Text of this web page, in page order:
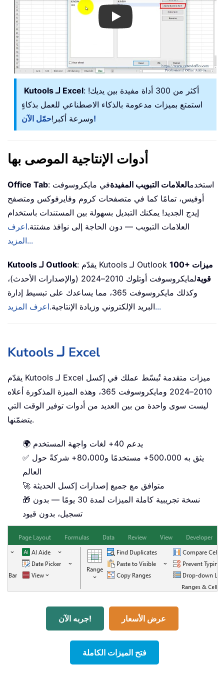
Play
Kutools لـ Excel: أكثر من 300 أداة مفيدة بين يديك!
استمتع بميزات مدعومة بالذكاء الاصطناعي للعمل بذكاءٍ
وسرعة أكبر!حمّل الآن!
أدوات الإنتاجية الموصى بها
Office Tab : استخدمالعلامات التبويب المفيدةفي مايكروسوفت
أوفيس، تمامًا كما في متصفحات كروم وفايرفوكس ومتصفح
إيدج الجديد! يمكنك التبديل بسهولة بين المستندات باستخدام
العلامات التبويب — دون الحاجة إلى نوافذ مشتتة.اعرف
المزيد...
Kutools لـ Outlook : يقدّم Kutools لـ Outlook 100+ ميزات
قوية
لمايكروسوفت أوتلوك 2010–2024 (والإصدارات الأحدث)،
وكذلك مايكروسوفت 365، مما يساعدك على تبسيط إدارة
البريد الإلكتروني وزيادة الإنتاجية.اعرف المزيد...
Kutools لـ Excel
يقدّم Kutools لـ Excel ميزات متقدمة تُبسّط عملك في إكسل
2010–2024 ومايكروسوفت 365، وهذه الميزة المذكورة أعلاه
ليست سوى واحدة من بين العديد من أدوات توفير الوقت التي
يتضمّنها.
🌍 يدعم 40+ لغات واجهة المستخدم
✅ يثق به 500،000+ مستخدمًا و80،000+ شركةً حول
العالم
🚀 متوافق مع جميع إصدارات إكسل الحديثة
🎁 نسخة تجريبية كاملة الميزات لمدة 30 يومًا — بدون
تسجيل، بدون قيود
جربه الآن! عرض الأسعار
فتح الميزات الكاملة